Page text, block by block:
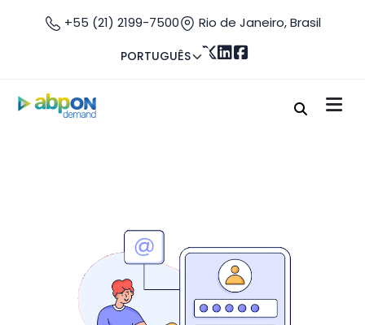
+55 (21) 2199-7500 Rio de Janeiro, Brasil
PORTUGUÊS